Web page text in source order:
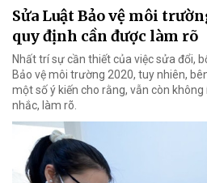
Sửa Luật Bảo vệ môi
quy định cần được làm rõ
Nhất trí sự cần thiết của việc sửa đổi,
Bảo vệ môi trường 2020, tuy nhiên,
một số ý kiến cho rằng, vẫn còn
nhắc, làm rõ.